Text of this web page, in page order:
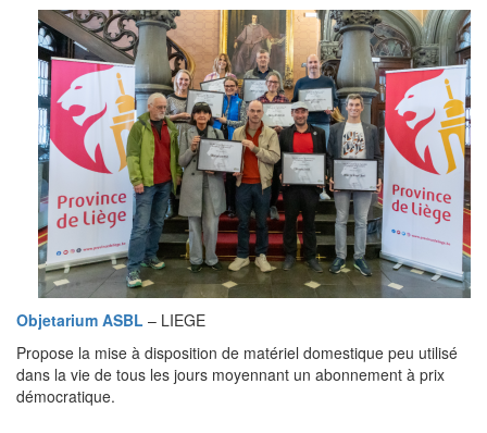
Objetarium ASBL – LIEGE
Propose la mise à disposition de matériel domestique peu utilisé
dans la vie de tous les jours moyennant un abonnement à prix
démocratique.